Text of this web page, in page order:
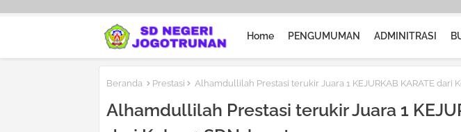
Home PENGUMUMAN ADMINITRASI
Beranda Prestasi Alhamdullilah Prestasi terukir Juara 1 KEJURKAB KARATE dari
Alhamdullilah Prestasi terukir Juara 1